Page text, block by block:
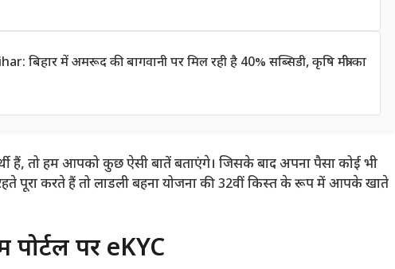
बिहार में अमरूद की बागवानी पर मिल रही है 40% सब्सिडी, कृषि मंत्री का
हैं, तो हम आपको कुछ ऐसी बातें बताएंगे। जिसके बाद अपना पैसा कोई भी
पूरा करते हैं तो लाडली बहना योजना की 32वीं किस्त के रूप में आपके खाते
पर eKYC